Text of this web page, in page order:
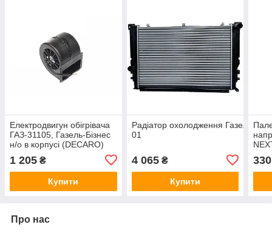
Електродвигун обігрівача
ГАЗ-31105, Газель-Бізнес
н/о в корпусі (DECARO)
1 205 ₴
Купити
Радіатор охолодження Газель
01
4 065₴
Купити
330
Про нас